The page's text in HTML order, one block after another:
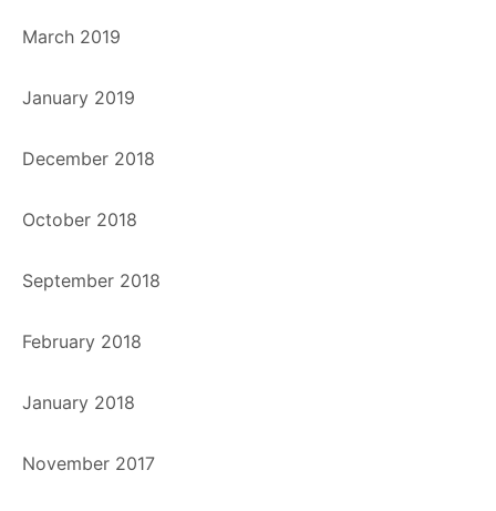
March 2019
January 2019
December 2018
October 2018
September 2018
February 2018
January 2018
November 2017